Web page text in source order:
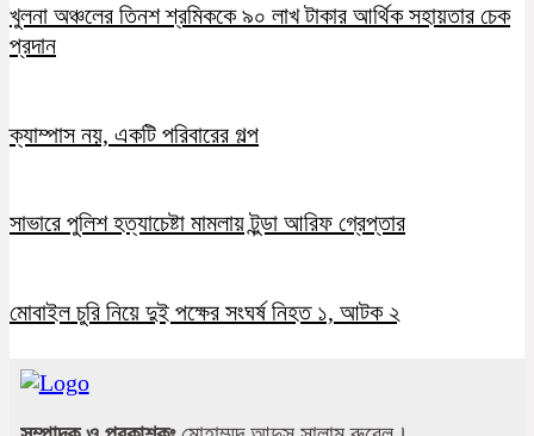
খুলনা অঞ্চলের তিনশ শ্রমিককে ৯০ লাখ টাকার আর্থিক সহায়তার চেক
প্রদান
ক্যাম্পাস নয়, একটি পরিবারের গল্প
সাভারে পুলিশ হত্যাচেষ্টা মামলায় টুন্ডা আরিফ গ্রেপ্তার
মোবাইল চুরি নিয়ে দুই পক্ষের সংঘর্ষ নিহত ১, আটক ২